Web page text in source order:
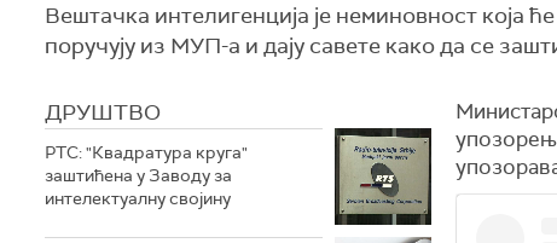
Вештачка интелигенција је неминовност која
поручују из МУП-а и дају савете како да се
ДРУШТВО
РТС: "Квадратура круга"
заштићена у Заводу за
интелектуалну својину